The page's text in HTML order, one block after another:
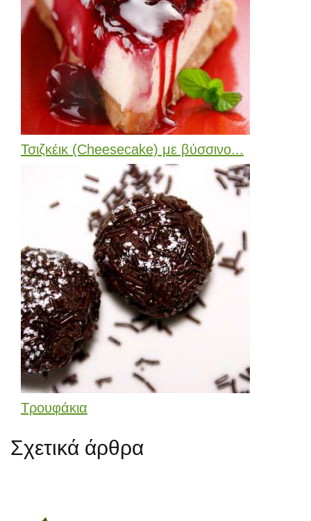
Τσιζκέικ (Cheesecake) με βύσσινο...
Τρουφάκια
Σχετικά άρθρα